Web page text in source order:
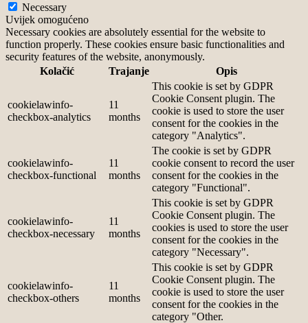
Necessary
Uvijek omogućeno
Necessary cookies are absolutely essential for the website to
function properly. These cookies ensure basic functionalities and
security features of the website, anonymously.
Kolačić
Trajanje Opis
cookielawinfo-
checkbox-analytics
11
months
This cookie is set by GDPR
Cookie Consent plugin. The
cookie is used to store the user
consent for the cookies in the
category "Analytics".
cookielawinfo-
checkbox-functional
11
months
The cookie is set by GDPR
cookie consent to record the user
consent for the cookies in the
category "Functional".
cookielawinfo-
checkbox-necessary
11
months
This cookie is set by GDPR
Cookie Consent plugin. The
cookies is used to store the user
consent for the cookies in the
category "Necessary".
cookielawinfo-
checkbox-others
11
months
This cookie is set by GDPR
Cookie Consent plugin. The
cookie is used to store the user
consent for the cookies in the
category "Other.